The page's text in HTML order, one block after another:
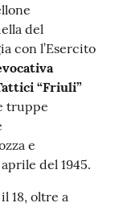
del
con l’Esercito
“Friuli”
truppe
e
del 1945.
18, oltre a